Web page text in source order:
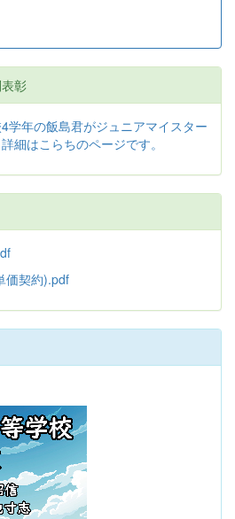
彰
学年の飯島君がジュニアマイスター
細はこらちのページです。
価契約).pdf